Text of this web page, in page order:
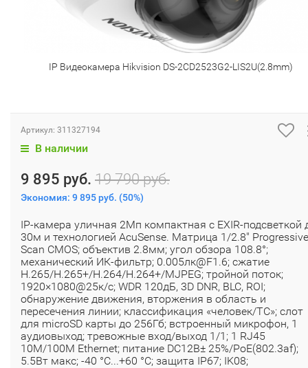
IP Видеокамера Hikvision DS-2CD2523G2-LIS2U(2.8mm)
Артикул: 311327194
В наличии
9 895 руб. 19 790 руб.
Экономия: 9 895 руб. (50%)
IP-камера уличная 2Мп компактная с EXIR-подсветкой
30м и технологией AcuSense. Матрица 1/2.8" Progressive
Scan CMOS; объектив 2.8мм; угол обзора 108.8°;
механический ИК-фильтр; 0.005лк@F1.6; сжатие
H.265/H.265+/H.264/H.264+/MJPEG; тройной поток;
1920×1080@25к/с; WDR 120дБ, 3D DNR, BLC, ROI;
обнаружение движения, вторжения в область и
пересечения линии; классификация «человек/ТС»; слот
для microSD карты до 256Гб; встроенный микрофон, 1
аудиовыход; тревожные вход/выход 1/1; 1 RJ45
10M/100M Ethernet; питание DC12В± 25%/PoE(802.3af);
5.5Вт макс; -40 °C...+60 °C; защита IP67; IK08;